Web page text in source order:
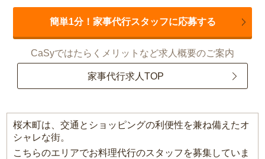
簡単1分！家事代行スタッフに応募する
CaSyではたらくメリットなど求人概要のご案内
家事代行求人TOP
桜木町は、交通とショッピングの利便性を兼ね備えたオ
シャレな街。
こちらのエリアでお料理代行のスタッフを募集していま